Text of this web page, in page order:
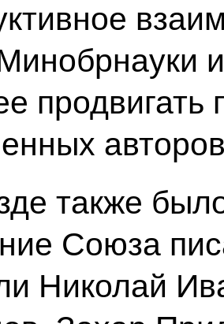
продвигать
также
Союза
Николай